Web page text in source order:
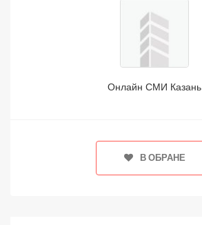
Онлайн СМИ Казань
В ОБРАНЕ